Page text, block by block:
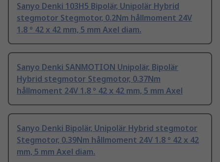
Sanyo Denki 103H5 Bipolär, Unipolär Hybrid
stegmotor Stegmotor, 0.2Nm hållmoment 24V
1.8 ° 42 x 42 mm, 5 mm Axel diam.
Sanyo Denki SANMOTION Unipolär, Bipolär
Hybrid stegmotor Stegmotor, 0.37Nm
hållmoment 24V 1.8 ° 42 x 42 mm, 5 mm Axel
Sanyo Denki Bipolär, Unipolär Hybrid stegmotor
Stegmotor, 0.39Nm hållmoment 24V 1.8 ° 42 x 42
mm, 5 mm Axel diam.